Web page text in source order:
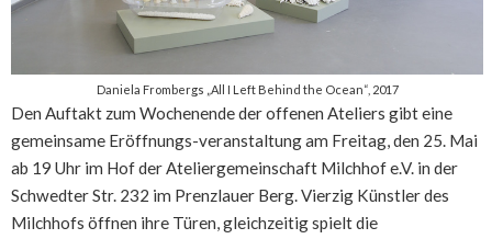
Daniela Frombergs „All I Left Behind the Ocean“, 2017
Den Auftakt zum Wochenende der offenen Ateliers gibt eine
gemeinsame Eröffnungs-veranstaltung am Freitag, den 25. Mai
ab 19 Uhr im Hof der Ateliergemeinschaft Milchhof e.V. in der
Schwedter Str. 232 im Prenzlauer Berg. Vierzig Künstler des
Milchhofs öffnen ihre Türen, gleichzeitig spielt die